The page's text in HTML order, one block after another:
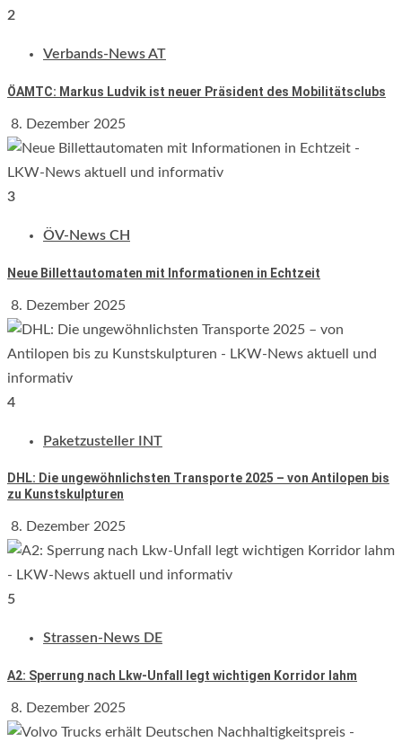
2
Verbands-News AT
ÖAMTC: Markus Ludvik ist neuer Präsident des Mobilitätsclubs
8. Dezember 2025
3
ÖV-News CH
Neue Billettautomaten mit Informationen in Echtzeit
8. Dezember 2025
4
Paketzusteller INT
DHL: Die ungewöhnlichsten Transporte 2025 – von Antilopen bis
zu Kunstskulpturen
8. Dezember 2025
5
Strassen-News DE
A2: Sperrung nach Lkw-Unfall legt wichtigen Korridor lahm
8. Dezember 2025